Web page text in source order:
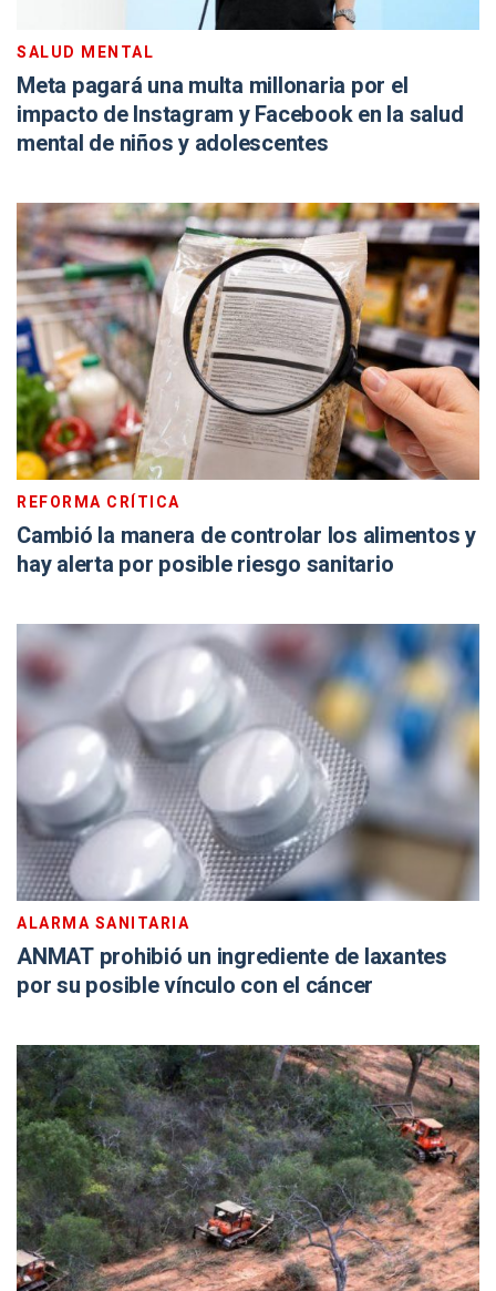
SALUD MENTAL
Meta pagará una multa millonaria por el
impacto de Instagram y Facebook en la salud
mental de niños y adolescentes
REFORMA CRÍTICA
Cambió la manera de controlar los alimentos y
hay alerta por posible riesgo sanitario
ALARMA SANITARIA
ANMAT prohibió un ingrediente de laxantes
por su posible vínculo con el cáncer